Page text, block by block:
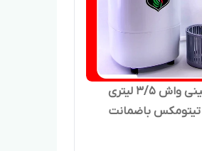
پخش عمده مینی واش ۳/۵ لیتری
تیتومکس باضمانت